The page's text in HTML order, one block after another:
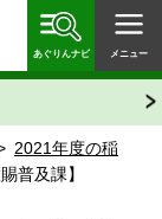
あぐりんナビ メニュー
2021年度の稲
普及課】